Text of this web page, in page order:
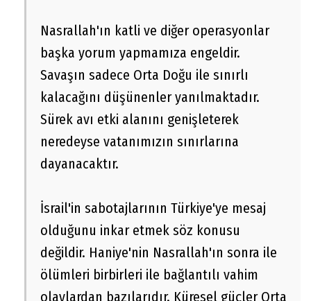
Nasrallah'ın katli ve diğer operasyonlar
başka yorum yapmamıza engeldir.
Savaşın sadece Orta Doğu ile sınırlı
kalacağını düşünenler yanılmaktadır.
Sürek avı etki alanını genişleterek
neredeyse vatanımızın sınırlarına
dayanacaktır.
İsrail'in sabotajlarının Türkiye'ye mesaj
olduğunu inkar etmek söz konusu
değildir. Haniye'nin Nasrallah'ın sonra ile
ölümleri birbirleri ile bağlantılı vahim
olaylardan bazılarıdır. Küresel güçler Orta